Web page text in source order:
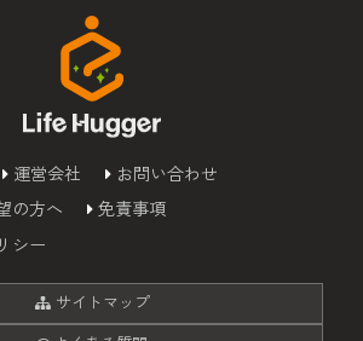
運営会社
お問い合わせ
の方へ
免責事項
シー
サイトマップ